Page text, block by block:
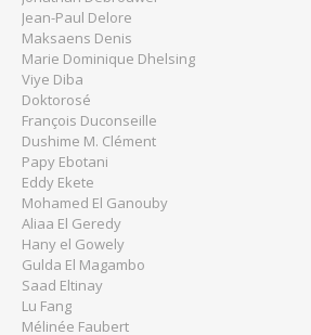
Jean-Paul Delore
Maksaens Denis
Marie Dominique Dhelsing
Viye Diba
Doktorosé
François Duconseille
Dushime M. Clément
Papy Ebotani
Eddy Ekete
Mohamed El Ganouby
Aliaa El Geredy
Hany el Gowely
Gulda El Magambo
Saad Eltinay
Lu Fang
Mélinée Faubert